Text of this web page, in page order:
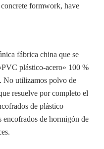
formwork, have
fábrica china que se
plástico-acero» 100 %
No utilizamos polvo de
resuelve por completo el
de plástico
encofrados de hormigón de